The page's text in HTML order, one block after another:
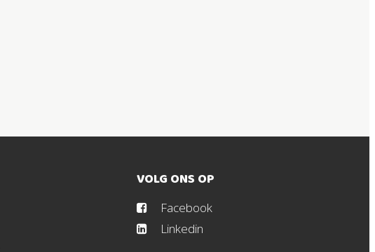
VOLG ONS OP
Facebook
Linkedin